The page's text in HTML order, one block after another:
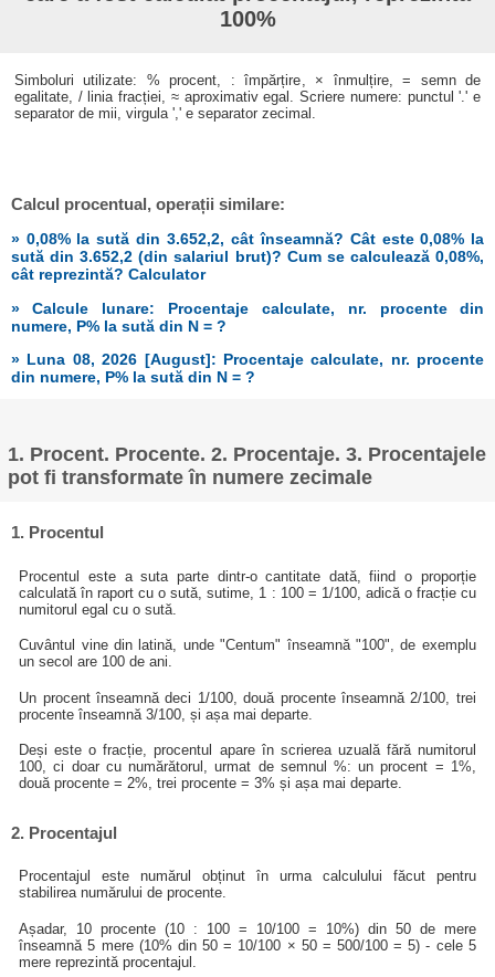
100%
Simboluri utilizate: % procent, : împărțire, × înmulțire, = semn de
egalitate, / linia fracției, ≈ aproximativ egal. Scriere numere: punctul '.' e
separator de mii, virgula ',' e separator zecimal.
Calcul procentual, operații similare:
» 0,08% la sută din 3.652,2, cât înseamnă? Cât este 0,08% la
sută din 3.652,2 (din salariul brut)? Cum se calculează 0,08%,
cât reprezintă? Calculator
» Calcule lunare: Procentaje calculate, nr. procente din
numere, P% la sută din N = ?
» Luna 08, 2026 [August]: Procentaje calculate, nr. procente
din numere, P% la sută din N = ?
1. Procent. Procente. 2. Procentaje. 3. Procentajele
pot fi transformate în numere zecimale
1. Procentul
Procentul este a suta parte dintr-o cantitate dată, fiind o proporție
calculată în raport cu o sută, sutime, 1 : 100 = 1/100, adică o fracție cu
numitorul egal cu o sută.
Cuvântul vine din latină, unde "Centum" înseamnă "100", de exemplu
un secol are 100 de ani.
Un procent înseamnă deci 1/100, două procente înseamnă 2/100, trei
procente înseamnă 3/100, și așa mai departe.
Deși este o fracție, procentul apare în scrierea uzuală fără numitorul
100, ci doar cu numărătorul, urmat de semnul %: un procent = 1%,
două procente = 2%, trei procente = 3% și așa mai departe.
2. Procentajul
Procentajul este numărul obținut în urma calculului făcut pentru
stabilirea numărului de procente.
Așadar, 10 procente (10 : 100 = 10/100 = 10%) din 50 de mere
înseamnă 5 mere (10% din 50 = 10/100 × 50 = 500/100 = 5) - cele 5
mere reprezintă procentajul.